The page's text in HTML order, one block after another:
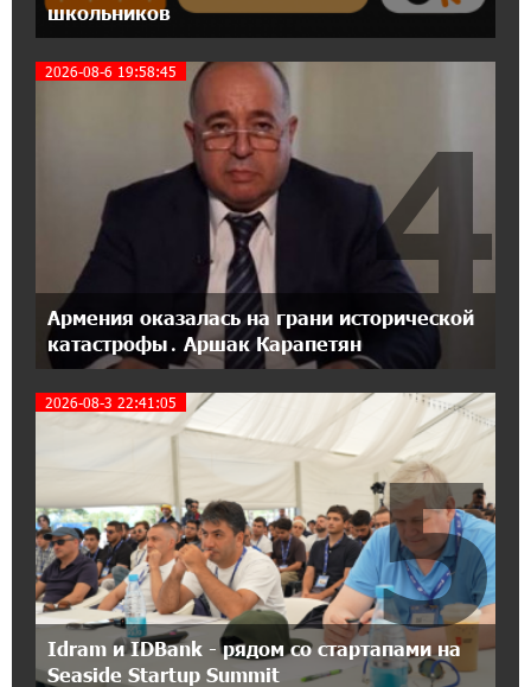
Станьте акционером Юнибанка и
предложением
21:45:09 9-07-2026
IDBank предупреждает о мошеннических
звонках от имени пенсионных фондов
15:50:50 9-07-2026
Небольшой французский уголок в Раздане
при сотрудничестве с Конверс МСБ
15:18:39 9-07-2026
Предателя Пашиняна нужно скинуть с трона.
Аршак Карапетян
Зачем Пашинян полетел в Россию?․ Аршак
Карапетян
17:46:18 8-07-2026
Глава МИД Иордании: Подписание мирного
соглашения между Арменией и
Азербайджаном близко
школьников
2026-08-6 19:58:45
Армения оказалась на грани исторической
катастрофы․ Аршак Карапетян
4
2026-08-3 22:41:05
Idram и IDBank - рядом со стартапами на
Seaside Startup Summit
5